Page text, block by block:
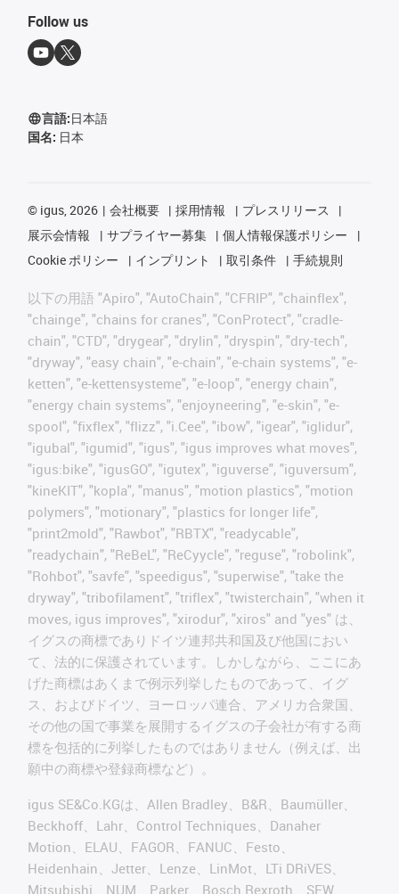
Follow us
言語:日本語
国名: 日本
© igus, 2026 会社概要 採用情報
プレスリリース
展示会情報
サプライヤー募集
個人情報保護ポリシー
Cookie ポリシー
インプリント 取引条件 手続規則
以下の用語 "Apiro", "AutoChain", "CFRIP", "chainflex",
"chainge", "chains for cranes", "ConProtect", "cradle-
chain", "CTD", "drygear", "drylin", "dryspin", "dry-tech",
"dryway", "easy chain", "e-chain", "e-chain systems", "e-
ketten", "e-kettensysteme", "e-loop", "energy chain",
"energy chain systems", "enjoyneering", "e-skin", "e-
spool", "fixflex", "flizz", "i.Cee", "ibow", "igear", "iglidur",
"igubal", "igumid", "igus", "igus improves what moves",
"igus:bike", "igusGO", "igutex", "iguverse", "iguversum",
"kineKIT", "kopla", "manus", "motion plastics", "motion
polymers", "motionary", "plastics for longer life",
"print2mold", "Rawbot", "RBTX", "readycable",
"readychain", "ReBeL", "ReCyycle", "reguse", "robolink",
"Rohbot", "savfe", "speedigus", "superwise", "take the
dryway", "tribofilament", "triflex", "twisterchain", "when it
moves, igus improves", "xirodur", "xiros" and "yes" は、
イグスの商標でありドイツ連邦共和国及び他国におい
て、法的に保護されています。しかしながら、ここにあ
げた商標はあくまで例示列挙したものであって、イグ
ス、およびドイツ、ヨーロッパ連合、アメリカ合衆国、
その他の国で事業を展開するイグスの子会社が有する商
標を包括的に列挙したものではありません（例えば、出
願中の商標や登録商標など）。
igus SE&Co.KGは、Allen Bradley、B&R、Baumüller、
Beckhoff、Lahr、Control Techniques、Danaher
Motion、ELAU、FAGOR、FANUC、Festo、
Heidenhain、Jetter、Lenze、LinMot、LTi DRiVES、
Mitsubishi、NUM、Parker、Bosch Rexroth、SEW、